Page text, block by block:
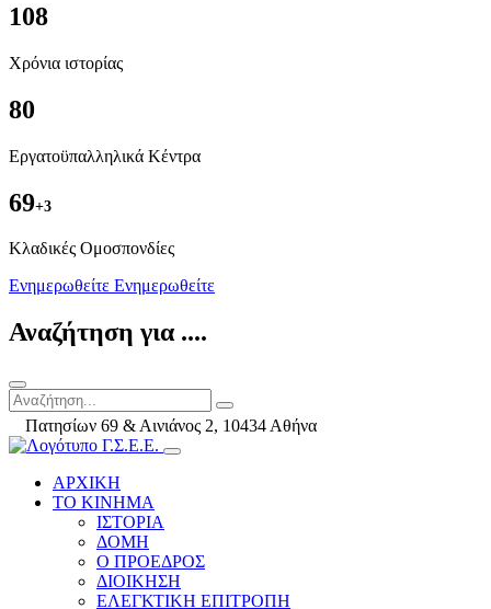
108
Χρόνια ιστορίας
80
Εργατοϋπαλληλικά Κέντρα
69+3
Kλαδικές Ομοσπονδίες
Ενημερωθείτε Ενημερωθείτε
Αναζήτηση για ....
Πατησίων 69 & Αινιάνος 2, 10434 Αθήνα
ΑΡΧΙΚΗ
ΤΟ ΚΙΝΗΜΑ
ΙΣΤΟΡΙΑ
ΔΟΜΗ
Ο ΠΡΟΕΔΡΟΣ
ΔΙΟΙΚΗΣΗ
ΕΛΕΓΚΤΙΚΗ ΕΠΙΤΡΟΠΗ